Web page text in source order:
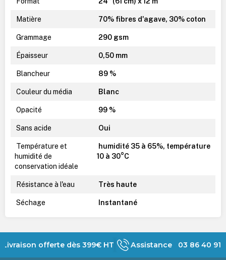
Matière 70% fibres d'agave, 30% coton
Grammage 290 gsm
Épaisseur 0,50 mm
Blancheur 89 %
Couleur du média Blanc
Opacité 99 %
Sans acide Oui
Température et
humidité de
conservation idéale
humidité 35 à 65%, température
10 à 30°C
Résistance à l'eau Très haute
Séchage Instantané
Livraison offerte dès 399€ HT Assistance 03 86 40 91